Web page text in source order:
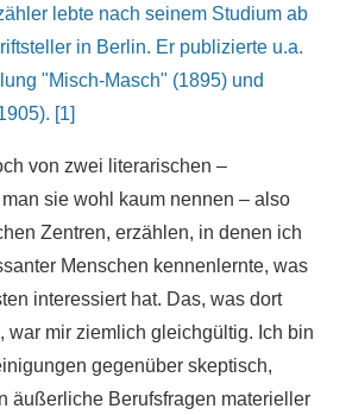
lebte nach seinem Studium ab
in Berlin. Er publizierte u.a.
"Misch-Masch" (1895) und
[1]
von zwei literarischen –
sie wohl kaum nennen – also
Zentren, erzählen, in denen ich
Menschen kennenlernte, was
interessiert hat. Das, was dort
war mir ziemlich gleichgültig. Ich bin
gegenüber skeptisch,
äußerliche Berufsfragen materieller